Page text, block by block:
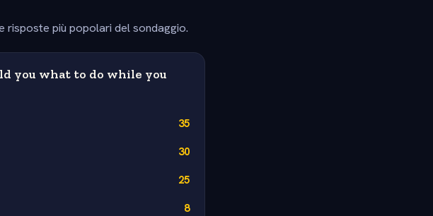
risposte più popolari del sondaggio.
you what to do while you
35
30
25
8